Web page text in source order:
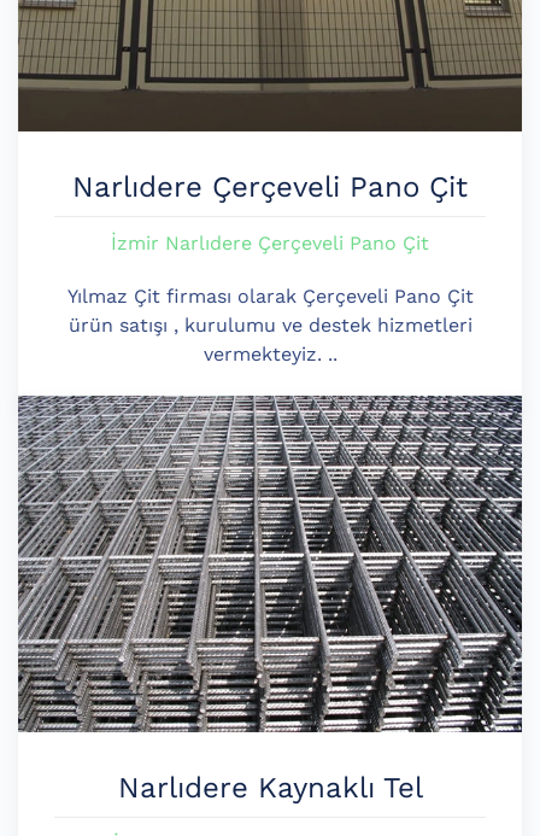
Narlıdere Çerçeveli Pano Çit
İzmir Narlıdere Çerçeveli Pano Çit
Yılmaz Çit firması olarak Çerçeveli Pano Çit
ürün satışı , kurulumu ve destek hizmetleri
vermekteyiz. ..
Narlıdere Kaynaklı Tel